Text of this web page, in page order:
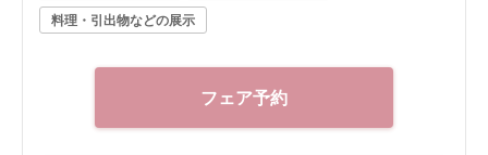
料理・引出物などの展示
フェア予約